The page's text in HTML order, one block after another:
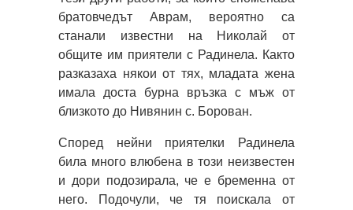
братовчедът Аврам, вероятно са
станали известни на Николай от
общите им приятели с Радинела. Както
разказаха някои от тях, младата жена
имала доста бурна връзка с мъж от
близкото до Нивянин с. Борован.
Според нейни приятелки Радинела
била много влюбена в този неизвестен
и дори подозирала, че е бременна от
него. Подочули, че тя поискала от